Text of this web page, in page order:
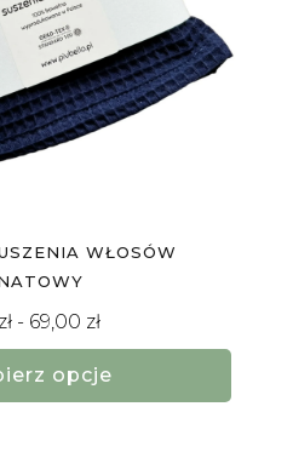
WŁOSÓW KHAKI
-69,00
opcje